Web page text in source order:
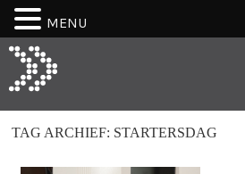
TAG ARCHIEF: STARTERSDAG
MENU